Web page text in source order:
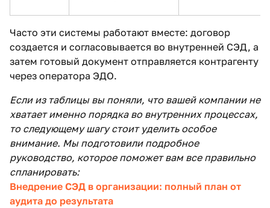
Часто эти системы работают вместе: договор
создается и согласовывается во внутренней СЭД, а
затем готовый документ отправляется контрагенту
через оператора ЭДО.
Если из таблицы вы поняли, что вашей компании не
хватает именно порядка во внутренних процессах,
то следующему шагу стоит уделить особое
внимание. Мы подготовили подробное
руководство, которое поможет вам все правильно
спланировать:
Внедрение СЭД в организации: полный план от
аудита до результата